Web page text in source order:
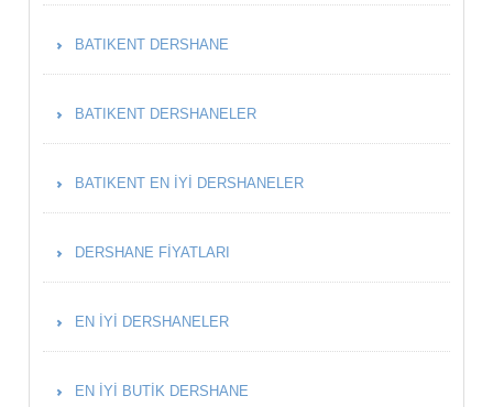
BATIKENT DERSHANE
BATIKENT DERSHANELER
BATIKENT EN İYI DERSHANELER
DERSHANE FIYATLARI
EN İYI DERSHANELER
EN İYI BUTIK DERSHANE